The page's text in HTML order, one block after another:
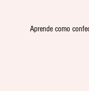
Aprende como